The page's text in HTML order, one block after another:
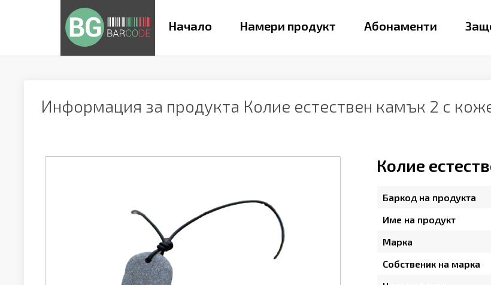
Начало Намери продукт Абонаменти
Информация за продукта Колие естествен камък 2 с
Колие
Баркод на продукта
Име на продукт
Марка
Собственик на марка